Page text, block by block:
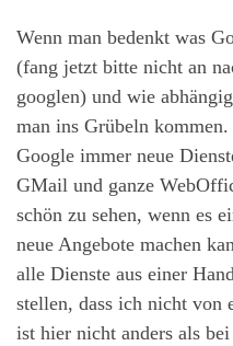
Wenn man bedenkt was
(fang jetzt bitte nicht an
googlen) und wie
man ins Grübeln
Google immer neue
GMail und ganze
schön zu sehen, wenn es
neue Angebote machen
alle Dienste aus einer
stellen, dass ich nicht von
ist hier nicht anders als